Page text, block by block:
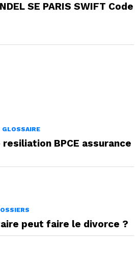
SE PARIS SWIFT Code
GLOSSAIRE
BPCE assurance
peut faire le divorce ?